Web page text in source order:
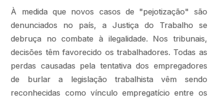
À medida que novos casos de "pejotização" são
denunciados no país, a Justiça do Trabalho se
debruça no combate à ilegalidade. Nos tribunais,
decisões têm favorecido os trabalhadores. Todas as
perdas causadas pela tentativa dos empregadores
de burlar a legislação trabalhista vêm sendo
reconhecidas como vínculo empregatício entre os